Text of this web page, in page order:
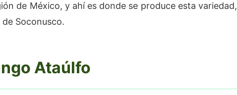
de México, y ahí es donde se produce esta variedad,
Soconusco.
Ataúlfo